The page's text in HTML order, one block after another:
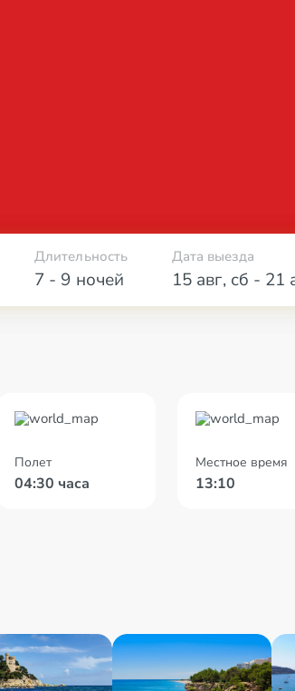
7 - 9 ночей
Длительность Дата выезда
15 авг, сб - 21
Полет
04:30 часа
Местное время
13:10